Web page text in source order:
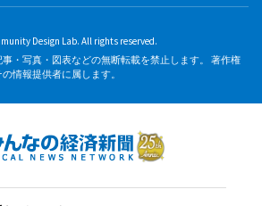
Design Lab. All rights reserved.
・写真・図表などの無断転載を禁止します。 著作権
情報提供者に属します。